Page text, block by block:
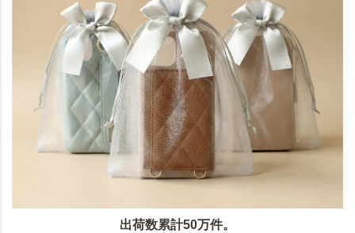
出荷数累計50万件。